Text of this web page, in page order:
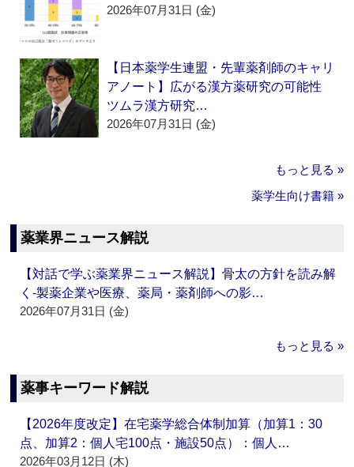
2026年07月31日 (金)
【日本薬学生連盟・先輩薬剤師のキャリ
アノート】広がる漢方薬研究の可能性
ツムラ漢方研究…
2026年07月31日 (金)
もっと見る »
薬学生向け書籍 »
薬業界ニュース解説
【対話で学ぶ薬業界ニュース解説】骨太の方針を読み解
く‐製薬企業や医療、薬局・薬剤師への影…
2026年07月31日 (金)
もっと見る »
薬事キーワード解説
【2026年度改定】在宅薬学総合体制加算（加算1：30
点、加算2：個人宅100点・施設50点）：個人…
2026年03月12日 (木)